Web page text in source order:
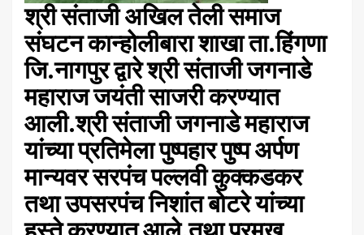
श्री संताजी अखिल तेली समाज
संघटन कान्होलीबारा शाखा ता.हिंगणा
जि.नागपुर द्वारे श्री संताजी जगनाडे
महाराज जयंती साजरी करण्यात
आली.श्री संताजी जगनाडे महाराज
यांच्या प्रतिमेला पुष्पहार पुष्प अर्पण
मान्यवर सरपंच पल्लवी कुक्कडकर
तथा उपसरपंच निशांत बोटरे यांच्या